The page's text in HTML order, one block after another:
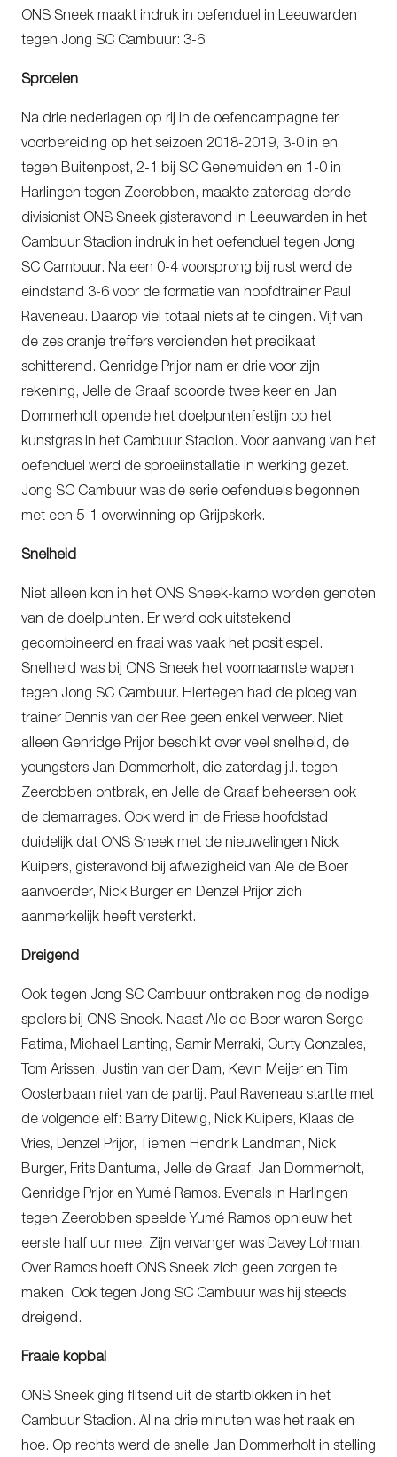
ONS Sneek maakt indruk in oefenduel in Leeuwarden
tegen Jong SC Cambuur: 3-6
Sproeien
Na drie nederlagen op rij in de oefencampagne ter
voorbereiding op het seizoen 2018-2019, 3-0 in en
tegen Buitenpost, 2-1 bij SC Genemuiden en 1-0 in
Harlingen tegen Zeerobben, maakte zaterdag derde
divisionist ONS Sneek gisteravond in Leeuwarden in het
Cambuur Stadion indruk in het oefenduel tegen Jong
SC Cambuur. Na een 0-4 voorsprong bij rust werd de
eindstand 3-6 voor de formatie van hoofdtrainer Paul
Raveneau. Daarop viel totaal niets af te dingen. Vijf van
de zes oranje treffers verdienden het predikaat
schitterend. Genridge Prijor nam er drie voor zijn
rekening, Jelle de Graaf scoorde twee keer en Jan
Dommerholt opende het doelpuntenfestijn op het
kunstgras in het Cambuur Stadion. Voor aanvang van het
oefenduel werd de sproeiinstallatie in werking gezet.
Jong SC Cambuur was de serie oefenduels begonnen
met een 5-1 overwinning op Grijpskerk.
Snelheid
Niet alleen kon in het ONS Sneek-kamp worden genoten
van de doelpunten. Er werd ook uitstekend
gecombineerd en fraai was vaak het positiespel.
Snelheid was bij ONS Sneek het voornaamste wapen
tegen Jong SC Cambuur. Hiertegen had de ploeg van
trainer Dennis van der Ree geen enkel verweer. Niet
alleen Genridge Prijor beschikt over veel snelheid, de
youngsters Jan Dommerholt, die zaterdag j.l. tegen
Zeerobben ontbrak, en Jelle de Graaf beheersen ook
de demarrages. Ook werd in de Friese hoofdstad
duidelijk dat ONS Sneek met de nieuwelingen Nick
Kuipers, gisteravond bij afwezigheid van Ale de Boer
aanvoerder, Nick Burger en Denzel Prijor zich
aanmerkelijk heeft versterkt.
Dreigend
Ook tegen Jong SC Cambuur ontbraken nog de nodige
spelers bij ONS Sneek. Naast Ale de Boer waren Serge
Fatima, Michael Lanting, Samir Merraki, Curty Gonzales,
Tom Arissen, Justin van der Dam, Kevin Meijer en Tim
Oosterbaan niet van de partij. Paul Raveneau startte met
de volgende elf: Barry Ditewig, Nick Kuipers, Klaas de
Vries, Denzel Prijor, Tiemen Hendrik Landman, Nick
Burger, Frits Dantuma, Jelle de Graaf, Jan Dommerholt,
Genridge Prijor en Yumé Ramos. Evenals in Harlingen
tegen Zeerobben speelde Yumé Ramos opnieuw het
eerste half uur mee. Zijn vervanger was Davey Lohman.
Over Ramos hoeft ONS Sneek zich geen zorgen te
maken. Ook tegen Jong SC Cambuur was hij steeds
dreigend.
Fraaie kopbal
ONS Sneek ging flitsend uit de startblokken in het
Cambuur Stadion. Al na drie minuten was het raak en
hoe. Op rechts werd de snelle Jan Dommerholt in stelling